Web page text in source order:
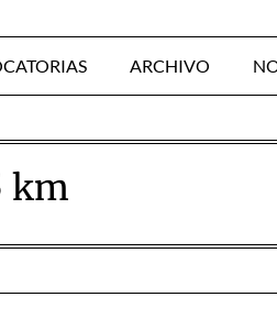
ARCHIVO
km